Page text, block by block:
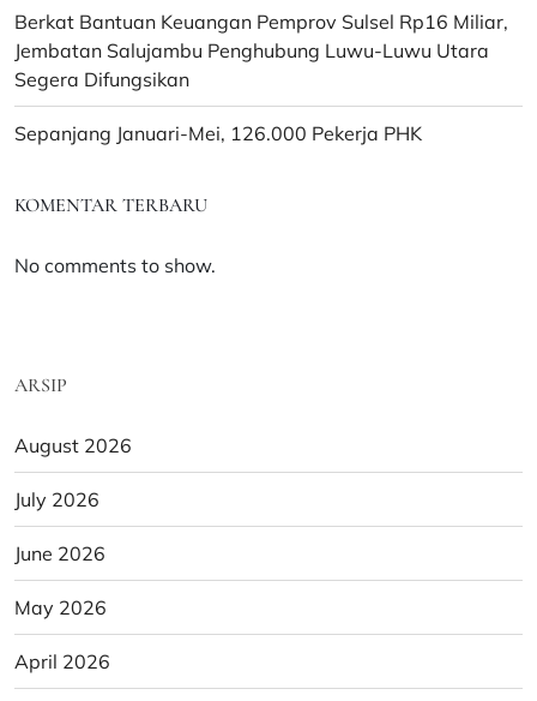
Berkat Bantuan Keuangan Pemprov Sulsel Rp16 Miliar,
Jembatan Salujambu Penghubung Luwu-Luwu Utara
Segera Difungsikan
Sepanjang Januari-Mei, 126.000 Pekerja PHK
KOMENTAR TERBARU
No comments to show.
ARSIP
August 2026
July 2026
June 2026
May 2026
April 2026